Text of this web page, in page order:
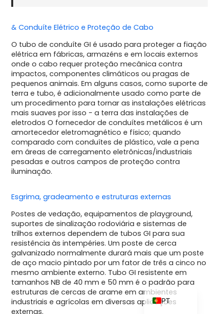
& Conduíte Elétrico e Proteção de Cabo
O tubo de conduíte GI é usado para proteger a fiação
elétrica em fábricas, armazéns e em locais externos
onde o cabo requer proteção mecânica contra
impactos, componentes climáticos ou pragas de
pequenos animais. Em alguns casos, como suporte de
terra e tubo, é adicionalmente usado como parte de
um procedimento para tornar as instalações elétricas
mais suaves por isso - a terra das instalações de
eletrodos O fornecedor de conduítes metálicos é um
amortecedor eletromagnético e físico; quando
comparado com conduítes de plástico, vale a pena
em áreas de carregamento eletrônicas/industriais
pesadas e outros campos de proteção contra
iluminação.
Esgrima, gradeamento e estruturas externas
Postes de vedação, equipamentos de playground,
suportes de sinalização rodoviária e sistemas de
trilhos externos dependem de tubos GI para sua
resistência às intempéries. Um poste de cerca
galvanizado normalmente durará mais que um poste
de aço macio pintado por um fator de três a cinco no
mesmo ambiente externo. Tubo GI resistente em
tamanhos NB de 40 mm e 50 mm é o padrão para
estruturas de cercas de arame em ambientes
industriais e agrícolas em diversas aplicações
externas.
PT
EN
DE
NL
FR
IT
ES
ZH_TW